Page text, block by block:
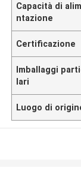
Capacità di
ntazione
Certificazione
Imballaggi
lari
Luogo di